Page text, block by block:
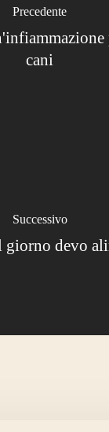
Precedente
cani
Successivo
giorno devo